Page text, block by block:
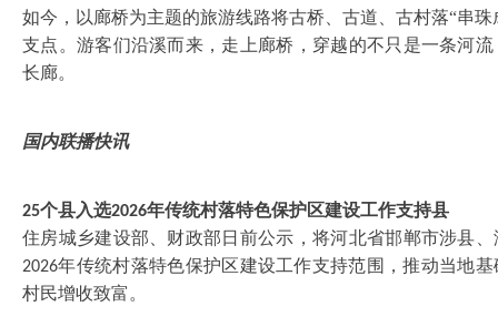
如今，以廊桥为主题的旅游线路将古桥、古道、古村落“串珠
支点。游客们沿溪而来，走上廊桥，穿越的不只是一条河
长廊。
国内联播快讯
25个县入选2026年传统村落特色保护区建设工作支持县
住房城乡建设部、财政部日前公示，将河北省邯郸市涉县
2026年传统村落特色保护区建设工作支持范围，推动当地
村民增收致富。